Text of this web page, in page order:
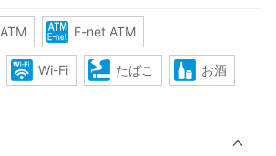
ATM E-net ATM
Wi-Fi たばこ お酒